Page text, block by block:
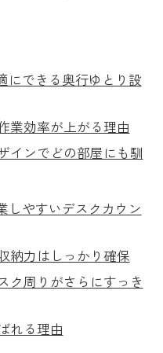
にできる奥行ゆとり設
業効率が上がる理由
インでどの部屋にも馴
しやすいデスクカウン
納力はしっかり確保
ク周りがさらにすっき
れる理由